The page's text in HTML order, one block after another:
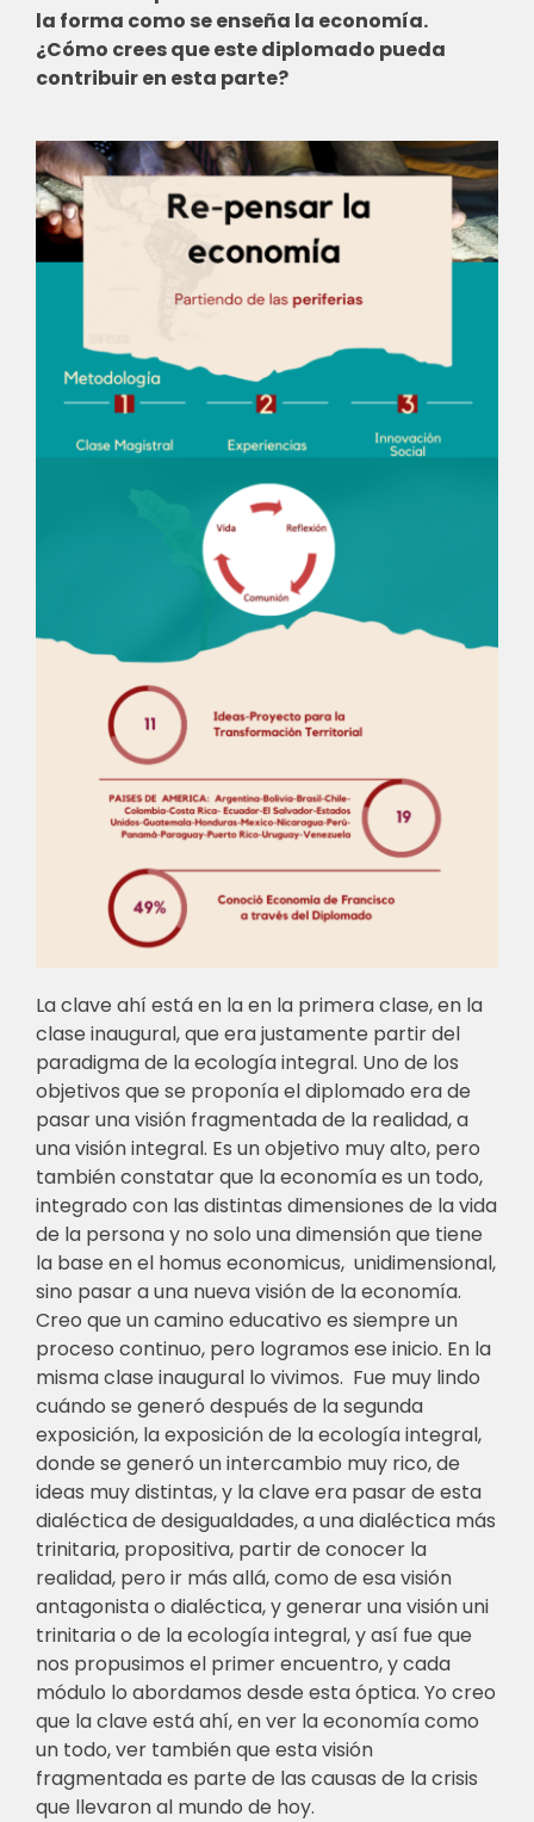
la forma como se enseña la economía.
¿Cómo crees que este diplomado pueda
contribuir en esta parte?
La clave ahí está en la en la primera clase, en la
clase inaugural, que era justamente partir del
paradigma de la ecología integral. Uno de los
objetivos que se proponía el diplomado era de
pasar una visión fragmentada de la realidad, a
una visión integral. Es un objetivo muy alto, pero
también constatar que la economía es un todo,
integrado con las distintas dimensiones de la vida
de la persona y no solo una dimensión que tiene
la base en el homus economicus, unidimensional,
sino pasar a una nueva visión de la economía.
Creo que un camino educativo es siempre un
proceso continuo, pero logramos ese inicio. En la
misma clase inaugural lo vivimos. Fue muy lindo
cuándo se generó después de la segunda
exposición, la exposición de la ecología integral,
donde se generó un intercambio muy rico, de
ideas muy distintas, y la clave era pasar de esta
dialéctica de desigualdades, a una dialéctica más
trinitaria, propositiva, partir de conocer la
realidad, pero ir más allá, como de esa visión
antagonista o dialéctica, y generar una visión uni
trinitaria o de la ecología integral, y así fue que
nos propusimos el primer encuentro, y cada
módulo lo abordamos desde esta óptica. Yo creo
que la clave está ahí, en ver la economía como
un todo, ver también que esta visión
fragmentada es parte de las causas de la crisis
que llevaron al mundo de hoy.